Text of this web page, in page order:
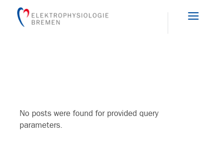
content
No posts were found for provided query
parameters.